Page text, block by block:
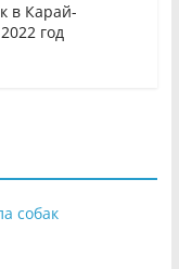
в Карай-
год
собак